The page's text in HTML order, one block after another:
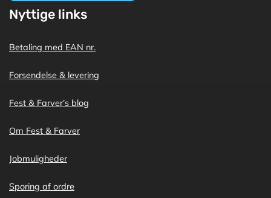
Nyttige links
Betaling med EAN nr.
Forsendelse & levering
Fest & Farver’s blog
Om Fest & Farver
Jobmuligheder
Sporing af ordre